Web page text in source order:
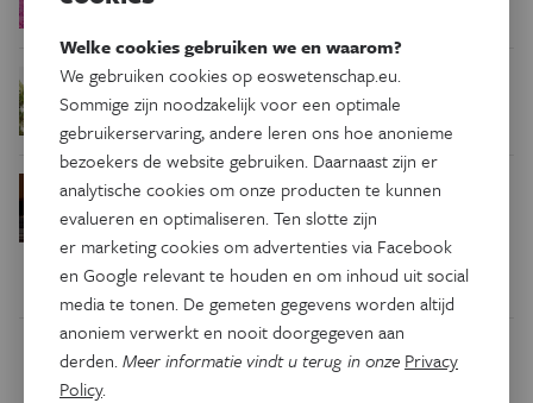
Podcast Natuur & Milieu
insecten in de winter?
Psyche & Brein Waarom we tinnitus
in de hersenen moeten zoeken
Dit artikel delen op:
Welke cookies gebruiken we en waarom?
We gebruiken cookies op eoswetenschap.eu.
Sommige zijn noodzakelijk voor een optimale
gebruikerservaring, andere leren ons hoe anonieme
bezoekers de website gebruiken. Daarnaast zijn er
analytische cookies om onze producten te kunnen
evalueren en optimaliseren. Ten slotte zijn
er marketing cookies om advertenties via Facebook
en Google relevant te houden en om inhoud uit social
media te tonen. De gemeten gegevens worden altijd
anoniem verwerkt en nooit doorgegeven aan
derden.Meer informatie vindt u terug in onze Privacy
Policy.